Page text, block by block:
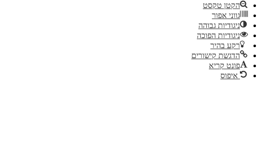
הקטן טקסט
גווני אפור
ניגודיות גבוהה
ניגודיות הפוכה
רקע בהיר
הדגשת קישורים
פונט קריא
איפוס